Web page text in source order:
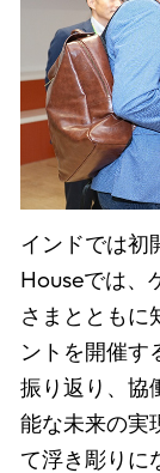
インドでは初
Houseでは、
さまとともに
ントを開催す
振り返り、協
能な未来の実
て浮き彫りに